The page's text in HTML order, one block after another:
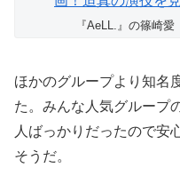
『AeLL.』の篠崎愛
ほかのグループより知名
た。みんな人気グループ
人ばっかりだったので安
そうだ。